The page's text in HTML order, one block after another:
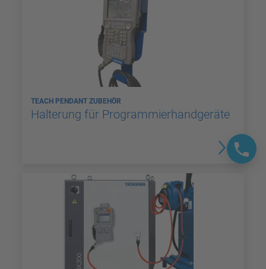
TEACH PENDANT ZUBEHÖR
Halterung für Programmierhandgeräte